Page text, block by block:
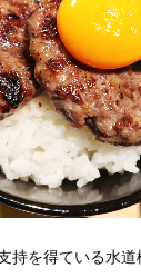
持を得ている水道